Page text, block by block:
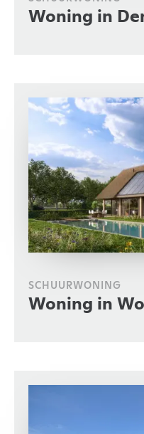
Woning in
SCHUURWONING
Woning in